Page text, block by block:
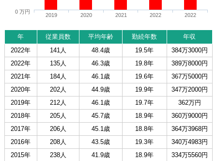
2019 2020 2021 2022 2022
0 万円
年 従業員数 平均年齢 勤続年数
年収
2022年
141人 48.4歳 19.5年
384万3000円
2022年
135人 46.3歳 19.8年
389万8000円
2021年
184人 46.1歳 19.6年
367万5000円
2020年
202人 44.9歳 19.9年
347万2000円
2019年
212人 46.1歳 19.7年
362万円
2018年
205人 45.7歳 18.9年
360万9000円
2017年
206人 45.1歳 18.8年
364万3968円
2016年
208人 43.5歳 19.3年
340万4983円
2015年
238人 41.9歳 18.9年
334万5560円